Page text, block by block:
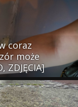
coraz
może
ZDJĘCIA]